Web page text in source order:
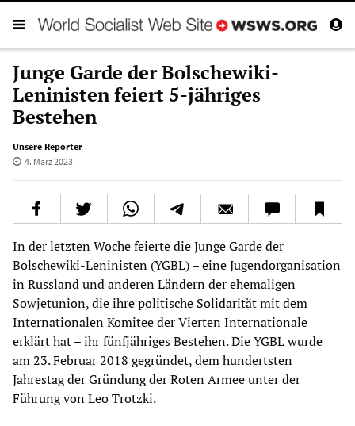
Junge Garde der Bolschewiki-
Leninisten feiert 5-jähriges
Bestehen
Unsere Reporter
4. März 2023
In der letzten Woche feierte die Junge Garde der
Bolschewiki-Leninisten (YGBL) – eine Jugendorganisation
in Russland und anderen Ländern der ehemaligen
Sowjetunion, die ihre politische Solidarität mit dem
Internationalen Komitee der Vierten Internationale
erklärt hat – ihr fünfjähriges Bestehen. Die YGBL wurde
am 23. Februar 2018 gegründet, dem hundertsten
Jahrestag der Gründung der Roten Armee unter der
Führung von Leo Trotzki.